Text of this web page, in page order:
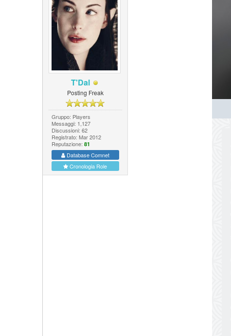
T'Dal
Posting Freak
Gruppo: Players
Messaggi: 1,127
Discussioni: 62
Registrato: Mar 2012
Reputazione: 81
Database Comnet
Cronologia Role